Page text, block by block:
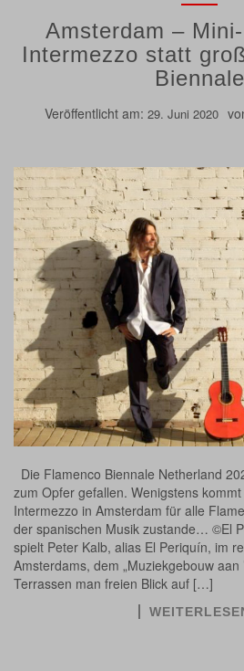
Amsterdam –
Intermezzo statt
Biennale
Veröffentlicht am: 29. Juni 2020
Die Flamenco Biennale Netherland
zum Opfer gefallen. Wenigstens
Intermezzo in Amsterdam für alle
der spanischen Musik zustande… ©El
spielt Peter Kalb, alias El Periquín, im
Amsterdams, dem „Muziekgebouw aan
Terrassen man freien Blick auf […]